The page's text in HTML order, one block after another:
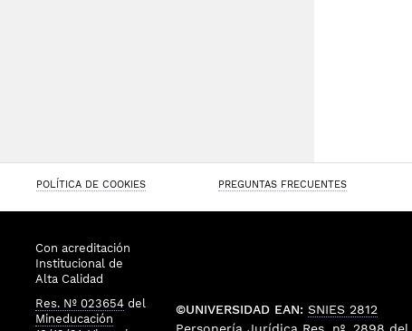
POLÍTICA DE COOKIES PREGUNTAS FRECUENTES
Con acreditación
Institucional de
Alta Calidad
Res. Nº 023654 del
Mineducación
©UNIVERSIDAD EAN: SNIES 2812